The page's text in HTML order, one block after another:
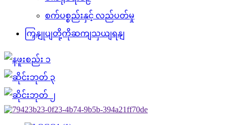
စက်ပစ္စည်းနှင့် လည်ပတ်မှု
ကြှနျုပျတို့ကိုဆကျသှယျရနျ